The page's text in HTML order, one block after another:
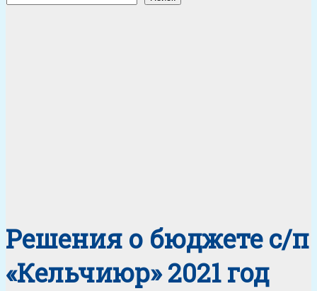
Решения о бюджете с/п
«Кельчиюр» 2021 год